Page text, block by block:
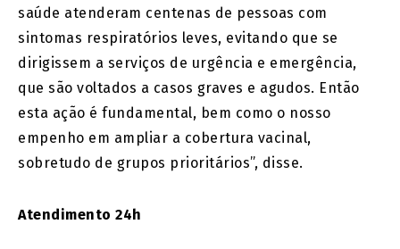
saúde atenderam centenas de pessoas com
sintomas respiratórios leves, evitando que se
dirigissem a serviços de urgência e emergência,
que são voltados a casos graves e agudos. Então
esta ação é fundamental, bem como o nosso
empenho em ampliar a cobertura vacinal,
sobretudo de grupos prioritários”, disse.
Atendimento 24h